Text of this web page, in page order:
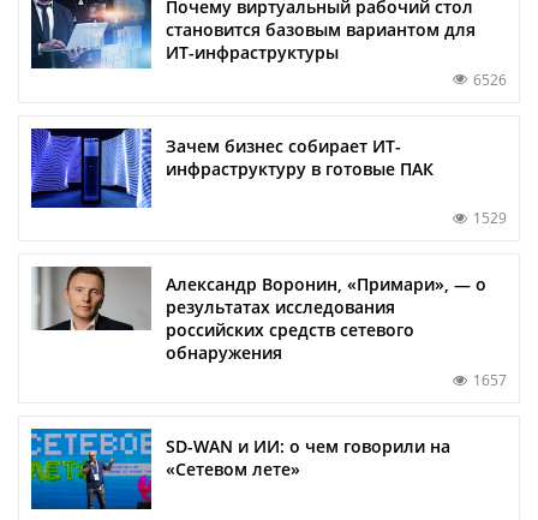
Почему виртуальный рабочий стол
становится базовым вариантом для
ИТ-инфраструктуры
6526
Зачем бизнес собирает ИТ-
инфраструктуру в готовые ПАК
1529
Александр Воронин, «Примари», — о
результатах исследования
российских средств сетевого
обнаружения
1657
SD-WAN и ИИ: о чем говорили на
«Сетевом лете»